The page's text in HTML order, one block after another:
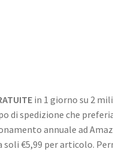
in 1 giorno su 2
di spedizione che
annuale ad
soli €5,99 per articolo.